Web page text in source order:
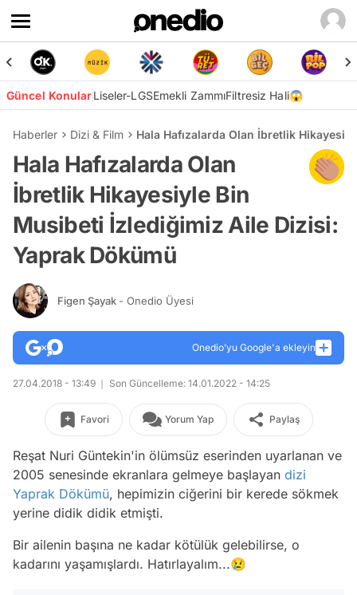
Güncel KonularLiseler-LGSEmekli ZammıFiltresiz Hali😱
Haberler Dizi & Film Hala Hafızalarda Olan İbretlik
Hala Hafızalarda Olan
İbretlik Hikayesiyle Bin
Musibeti İzlediğimiz Aile Dizisi:
Yaprak Dökümü
Figen Şayak - Onedio Üyesi
Onedio’yu Google'a ekleyin
27.04.2018 - 13:49 Son Güncelleme: 14.01.2022 - 14:25
Favori Yorum Yap Paylaş
Reşat Nuri Güntekin'in ölümsüz eserinden uyarlanan ve
2005 senesinde ekranlara gelmeye başlayan dizi
Yaprak Dökümü, hepimizin ciğerini bir kerede sökmek
yerine didik didik etmişti.
Bir ailenin başına ne kadar kötülük gelebilirse, o
kadarını yaşamışlardı. Hatırlayalım...😢